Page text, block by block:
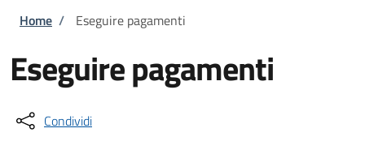
Briciole di pane
Home / Eseguire pagamenti
Eseguire pagamenti
Condividi